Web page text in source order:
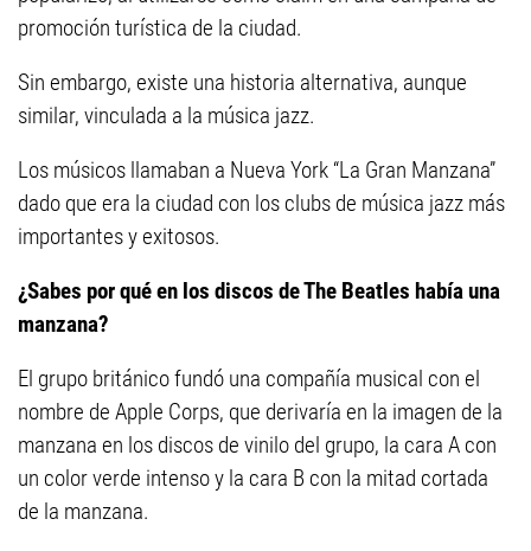
promoción turística de la ciudad.
Sin embargo, existe una historia alternativa, aunque
similar, vinculada a la música jazz.
Los músicos llamaban a Nueva York “La Gran Manzana”
dado que era la ciudad con los clubs de música jazz más
importantes y exitosos.
¿Sabes por qué en los discos de The Beatles había una
manzana?
El grupo británico fundó una compañía musical con el
nombre de Apple Corps, que derivaría en la imagen de la
manzana en los discos de vinilo del grupo, la cara A con
un color verde intenso y la cara B con la mitad cortada
de la manzana.